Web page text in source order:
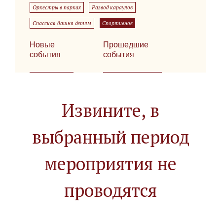
Оркестры в парках Развод караулов
Спасская башня детям Спортивное
Новые
события
Прошедшие
события
Извините, в
выбранный период
мероприятия не
проводятся